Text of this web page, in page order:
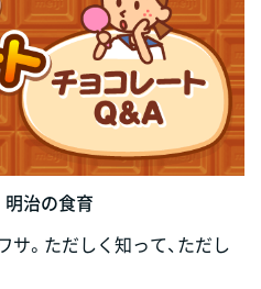
明治の食育
。ただしく知って、ただし